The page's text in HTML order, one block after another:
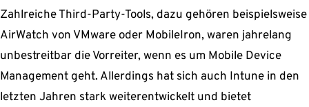
Zahlreiche Third-Party-Tools, dazu gehören beispielsweise
AirWatch von VMware oder MobileIron, waren jahrelang
unbestreitbar die Vorreiter, wenn es um Mobile Device
Management geht. Allerdings hat sich auch Intune in den
letzten Jahren stark weiterentwickelt und bietet